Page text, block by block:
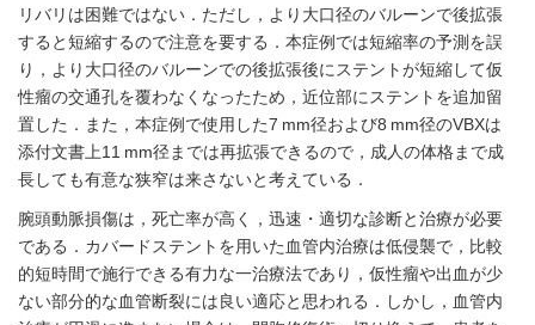
リバリは困難ではない．ただし，より大口径のバルーンで後拡張
すると短縮するので注意を要する．本症例では短縮率の予測を誤
り，より大口径のバルーンでの後拡張後にステントが短縮して仮
性瘤の交通孔を覆わなくなったため，近位部にステントを追加留
置した．また，本症例で使用した7 mm径および8 mm径のVBXは
添付文書上11 mm径までは再拡張できるので，成人の体格まで成
長しても有意な狭窄は来さないと考えている．
腕頭動脈損傷は，死亡率が高く，迅速・適切な診断と治療が必要
である．カバードステントを用いた血管内治療は低侵襲で，比較
的短時間で施行できる有力な一治療法であり，仮性瘤や出血が少
ない部分的な血管断裂には良い適応と思われる．しかし，血管内